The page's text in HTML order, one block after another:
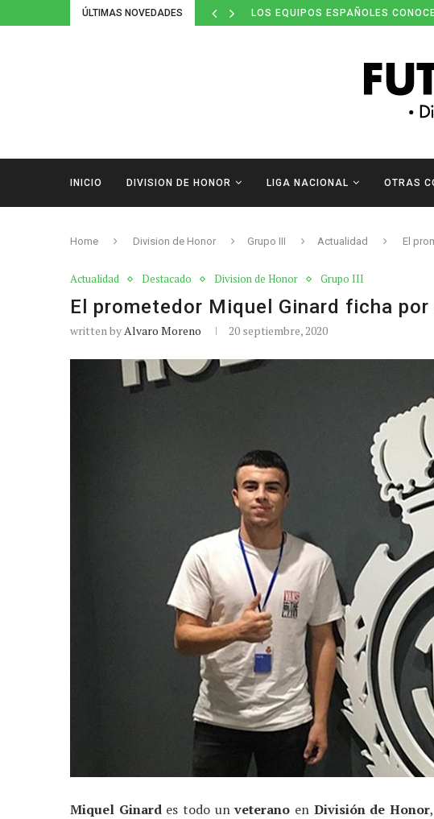
ÚLTIMAS NOVEDADES LOS EQUIPOS ESPAÑOLES
INICIO DIVISION DE HONOR LIGA NACIONAL OTRAS
Home Division de Honor Grupo III Actualidad El
Actualidad Destacado Division de Honor Grupo III
El prometedor Miquel Ginard ficha
written byAlvaro Moreno 20 septiembre, 2020
Miquel Ginardes todo unveterano en División de Honor